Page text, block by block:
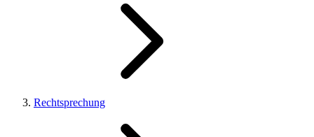
Rechtsprechung